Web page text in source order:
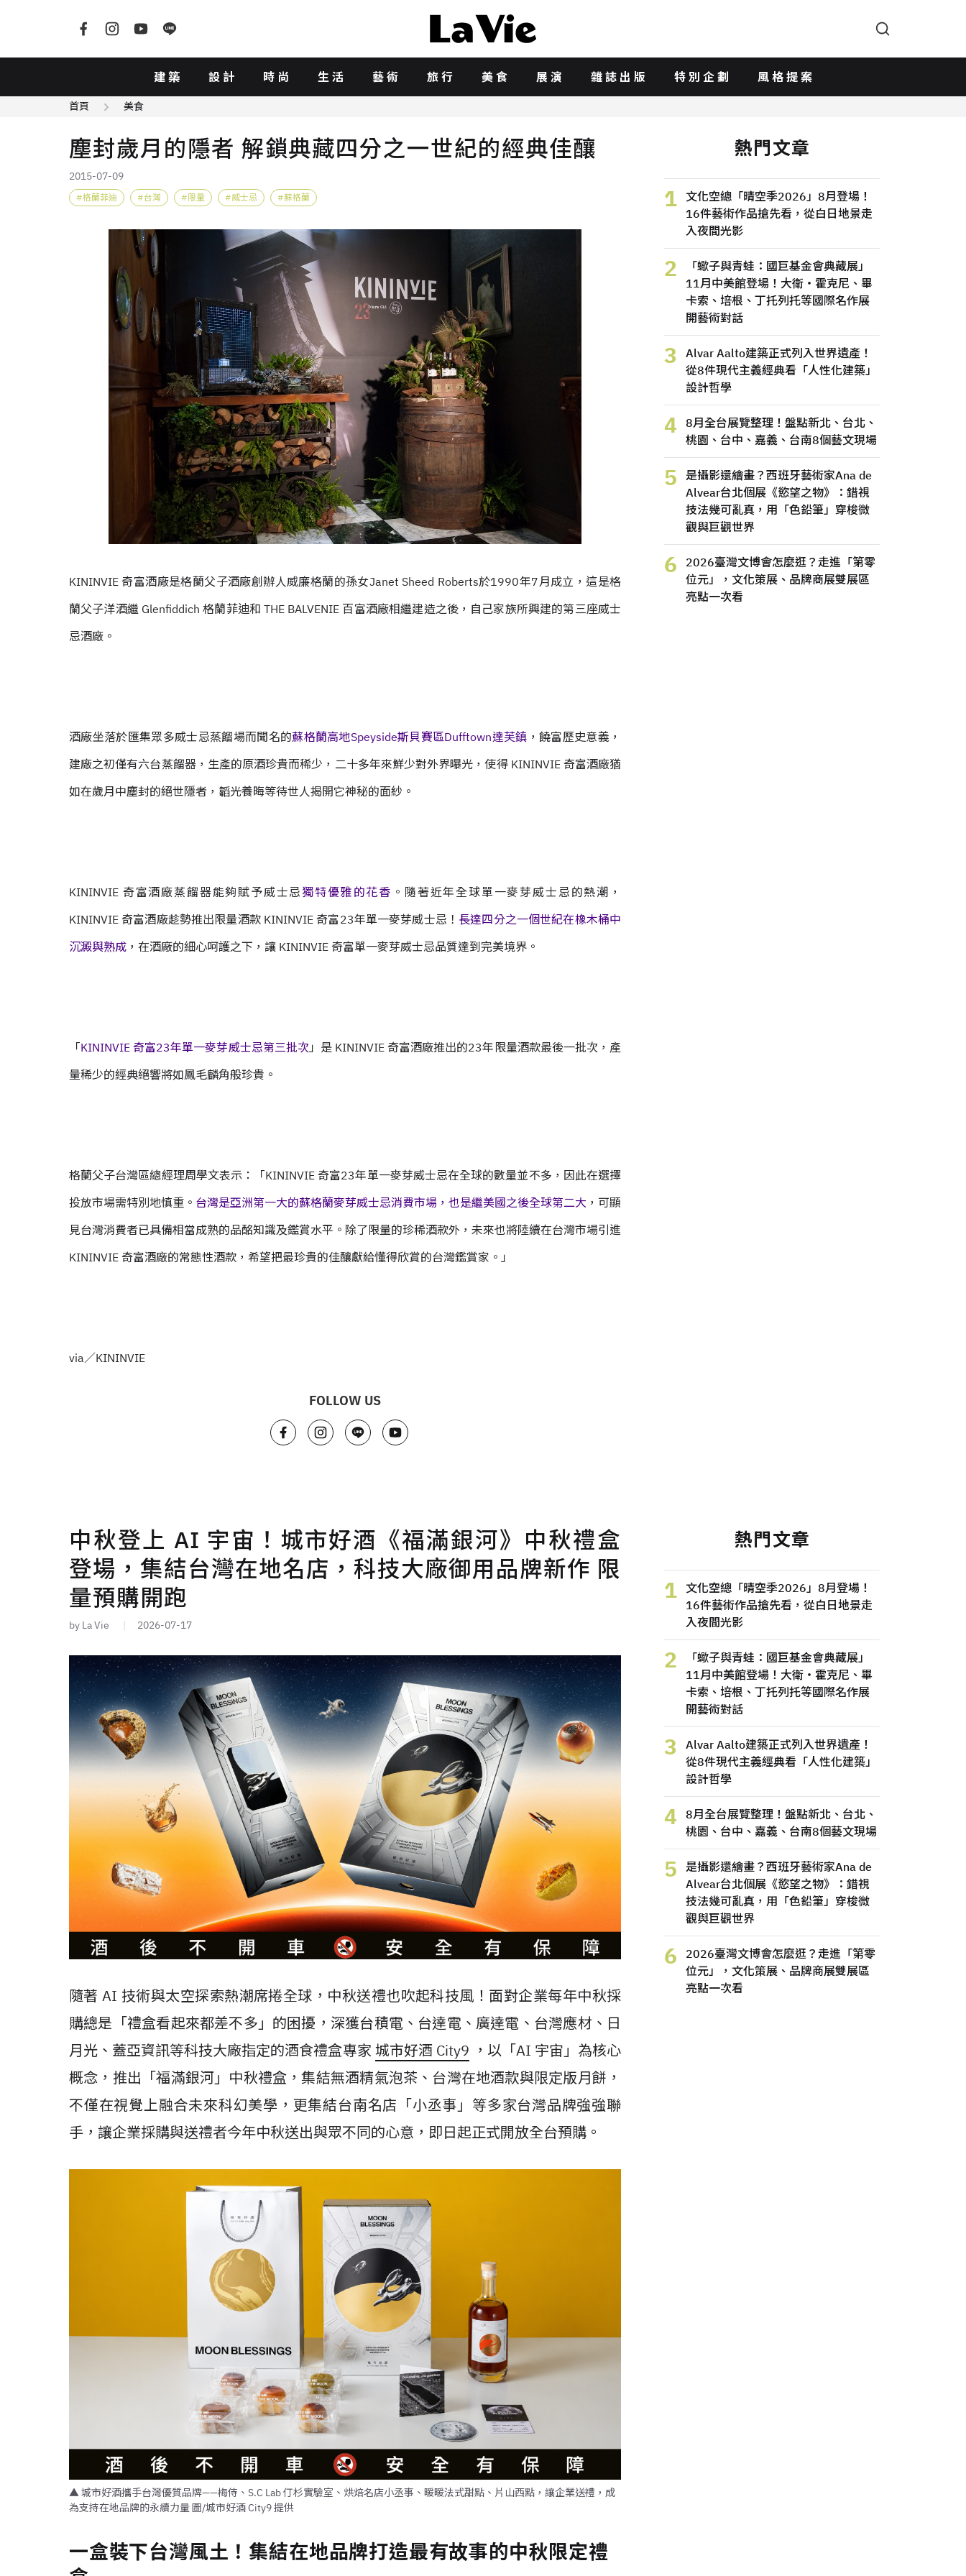
建築 設計 時尚 生活 藝術 旅行 美食 展演 雜誌出版 特別企劃 風格提案
首頁 美食
塵封歲月的隱者 解鎖典藏四分之一世紀的經典佳釀
2015-07-09
格蘭菲迪 台灣 限量 威士忌 蘇格蘭
KININVIE 奇富酒廠是格蘭父子酒廠創辦人威廉格蘭的孫女Janet Sheed Roberts於1990年7月成立，這是格
蘭父子洋酒繼 Glenfiddich 格蘭菲迪和 THE BALVENIE 百富酒廠相繼建造之後，自己家族所興建的第三座威士
忌酒廠。
酒廠坐落於匯集眾多威士忌蒸餾場而聞名的蘇格蘭高地Speyside斯貝賽區Dufftown達芙鎮 ，饒富歷史意義，
建廠之初僅有六台蒸餾器，生產的原酒珍貴而稀少，二十多年來鮮少對外界曝光，使得 KININVIE 奇富酒廠猶
如在歲月中塵封的絕世隱者，韜光養晦等待世人揭開它神秘的面紗。
KININVIE 奇富酒廠蒸餾器能夠賦予威士忌 獨特優雅的花香 。隨著近年全球單一麥芽威士忌的熱潮，
KININVIE 奇富酒廠趁勢推出限量酒款 KININVIE 奇富23年單一麥芽威士忌！ 長達四分之一個世紀在橡木桶中
沉澱與熟成 ，在酒廠的細心呵護之下，讓 KININVIE 奇富單一麥芽威士忌品質達到完美境界。
「KININVIE 奇富23年單一麥芽威士忌第三批次」是 KININVIE 奇富酒廠推出的23年限量酒款最後一批次，產
量稀少的經典絕響將如鳳毛麟角般珍貴。
格蘭父子台灣區總經理周學文表示：「KININVIE 奇富23年單一麥芽威士忌在全球的數量並不多，因此在選擇
投放市場需特別地慎重。 台灣是亞洲第一大的蘇格蘭麥芽威士忌消費市場，也是繼美國之後全球第二大 ，可顯
見台灣消費者已具備相當成熟的品酩知識及鑑賞水平。除了限量的珍稀酒款外，未來也將陸續在台灣市場引進
KININVIE 奇富酒廠的常態性酒款，希望把最珍貴的佳釀獻給懂得欣賞的台灣鑑賞家。」
via／KININVIE
FOLLOW US
熱門文章
1
文化空總「晴空季2026」8月登場！
16件藝術作品搶先看，從白日地景走
入夜間光影
2
「蠍子與青蛙：國巨基金會典藏展」
11月中美館登場！大衛・霍克尼、畢
卡索、培根、丁托列托等國際名作展
開藝術對話
3
Alvar Aalto建築正式列入世界遺產！
從8件現代主義經典看「人性化建築」
設計哲學
4
8月全台展覽整理！盤點新北、台北、
桃園、台中、嘉義、台南8個藝文現場
5
是攝影還繪畫？西班牙藝術家Ana de
Alvear台北個展《慾望之物》：錯視
技法幾可亂真，用「色鉛筆」穿梭微
觀與巨觀世界
6
2026臺灣文博會怎麼逛？走進「第零
位元」，文化策展、品牌商展雙展區
亮點一次看
中秋登上 AI 宇宙！城市好酒《福滿銀河》中秋禮盒
登場，集結台灣在地名店，科技大廠御用品牌新作 限
量預購開跑
by La Vie 2026-07-17
隨著 AI 技術與太空探索熱潮席捲全球，中秋送禮也吹起科技風！面對企業每年中秋採
購總是「禮盒看起來都差不多」的困擾，深獲台積電、台達電、廣達電、台灣應材、日
月光、蓋亞資訊等科技大廠指定的酒食禮盒專家 城市好酒 City9 ，以「AI 宇宙」為核心
概念，推出「福滿銀河」中秋禮盒，集結無酒精氣泡茶、台灣在地酒款與限定版月餅，
不僅在視覺上融合未來科幻美學，更集結台南名店「小丞事」等多家台灣品牌強強聯
手，讓企業採購與送禮者今年中秋送出與眾不同的心意，即日起正式開放全台預購。
▲ 城市好酒攜手台灣優質品牌——梅侍、S.C Lab 仃杉實驗室、烘焙名店小丞事、暖暖法式甜點、片山西點，讓企業送禮，成
為支持在地品牌的永續力量 圖/城市好酒 City9 提供
一盒裝下台灣風土！集結在地品牌打造最有故事的中秋限定禮
熱門文章
1
文化空總「晴空季2026」8月登場！
16件藝術作品搶先看，從白日地景走
入夜間光影
2
「蠍子與青蛙：國巨基金會典藏展」
11月中美館登場！大衛・霍克尼、畢
卡索、培根、丁托列托等國際名作展
開藝術對話
3
Alvar Aalto建築正式列入世界遺產！
從8件現代主義經典看「人性化建築」
設計哲學
4
8月全台展覽整理！盤點新北、台北、
桃園、台中、嘉義、台南8個藝文現場
5
是攝影還繪畫？西班牙藝術家Ana de
Alvear台北個展《慾望之物》：錯視
技法幾可亂真，用「色鉛筆」穿梭微
觀與巨觀世界
6
2026臺灣文博會怎麼逛？走進「第零
位元」，文化策展、品牌商展雙展區
亮點一次看